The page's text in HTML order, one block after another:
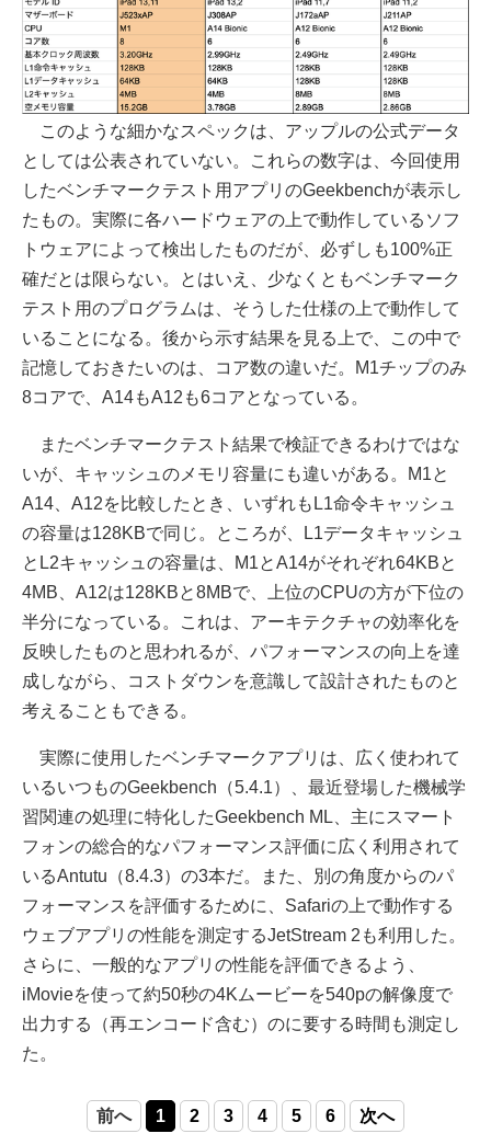
このような細かなスペックは、アップルの公式データ
としては公表されていない。これらの数字は、今回使用
したベンチマークテスト用アプリのGeekbenchが表示し
たもの。実際に各ハードウェアの上で動作しているソフ
トウェアによって検出したものだが、必ずしも100%正
確だとは限らない。とはいえ、少なくともベンチマーク
テスト用のプログラムは、そうした仕様の上で動作して
いることになる。後から示す結果を見る上で、この中で
記憶しておきたいのは、コア数の違いだ。M1チップのみ
8コアで、A14もA12も6コアとなっている。
またベンチマークテスト結果で検証できるわけではな
いが、キャッシュのメモリ容量にも違いがある。M1と
A14、A12を比較したとき、いずれもL1命令キャッシュ
の容量は128KBで同じ。ところが、L1データキャッシュ
とL2キャッシュの容量は、M1とA14がそれぞれ64KBと
4MB、A12は128KBと8MBで、上位のCPUの方が下位の
半分になっている。これは、アーキテクチャの効率化を
反映したものと思われるが、パフォーマンスの向上を達
成しながら、コストダウンを意識して設計されたものと
考えることもできる。
実際に使用したベンチマークアプリは、広く使われて
いるいつものGeekbench（5.4.1）、最近登場した機械学
習関連の処理に特化したGeekbench ML、主にスマート
フォンの総合的なパフォーマンス評価に広く利用されて
いるAntutu（8.4.3）の3本だ。また、別の角度からのパ
フォーマンスを評価するために、Safariの上で動作する
ウェブアプリの性能を測定するJetStream 2も利用した。
さらに、一般的なアプリの性能を評価できるよう、
iMovieを使って約50秒の4Kムービーを540pの解像度で
出力する（再エンコード含む）のに要する時間も測定し
た。
前へ 1 2 3 4 5 6 次へ